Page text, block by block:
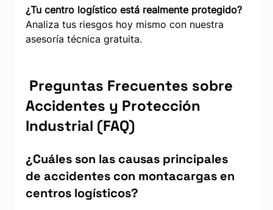
¿Tu centro logístico está realmente protegido?
Analiza tus riesgos hoy mismo con nuestra
asesoría técnica gratuita.
Preguntas Frecuentes sobre
Accidentes y Protección
Industrial (FAQ)
¿Cuáles son las causas principales
de accidentes con montacargas en
centros logísticos?